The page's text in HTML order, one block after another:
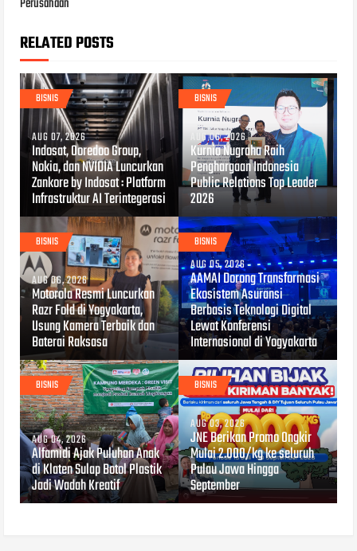
Perusahaan
RELATED POSTS
BISNIS
AUG 07, 2026
Indosat, Ooredoo Group,
Nokia, dan NVIDIA Luncurkan
Zankore by Indosat : Platform
Infrastruktur AI Terintegerasi
BISNIS
AUG 06, 2026
Kurnia Nugraha Raih
Penghargaan Indonesia
Public Relations Top Leader
2026
BISNIS
AUG 06, 2026
Motorola Resmi Luncurkan
Razr Fold di Yogyakarta,
Usung Kamera Terbaik dan
Baterai Raksasa
BISNIS
AUG 05, 2026
AAMAI Dorong Transformasi
Ekosistem Asuransi
Berbasis Teknologi Digital
Lewat Konferensi
Internasional di Yogyakarta
BISNIS
AUG 04, 2026
Alfamidi Ajak Puluhan Anak
di Klaten Sulap Botol Plastik
Jadi Wadah Kreatif
BISNIS
AUG 03, 2026
JNE Berikan Promo Ongkir
Mulai 2.000/kg ke seluruh
Pulau Jawa Hingga
September